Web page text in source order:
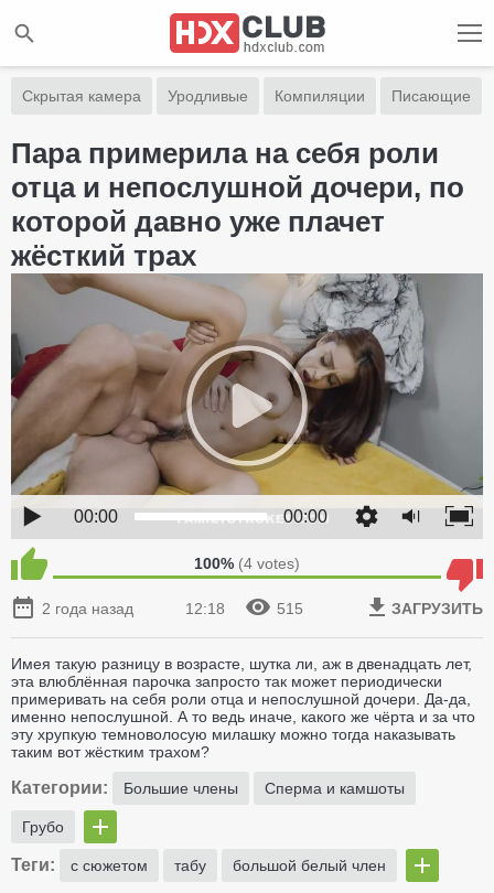
Скрытая камера Уродливые Компиляции Писающие
Пара примерила на себя роли
отца и непослушной дочери, по
которой давно уже плачет
жёсткий трах
00:00 00:00
100% (4 votes)
2 года назад 12:18 515 ЗАГРУЗИТЬ
Имея такую разницу в возрасте, шутка ли, аж в двенадцать лет,
эта влюблённая парочка запросто так может периодически
примеривать на себя роли отца и непослушной дочери. Да-да,
именно непослушной. А то ведь иначе, какого же чёрта и за что
эту хрупкую темноволосую милашку можно тогда наказывать
таким вот жёстким трахом?
Категории: Большие члены Сперма и камшоты
Грубо
Теги: с сюжетом табу большой белый член